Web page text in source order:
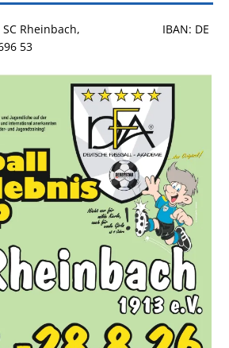
SC Rheinbach, IBAN: DE
53